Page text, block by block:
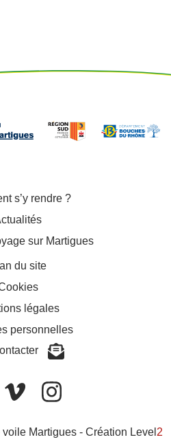
s’y rendre ?
sur Martigues
du site
légales
personnelles
Martigues - Création Level 2